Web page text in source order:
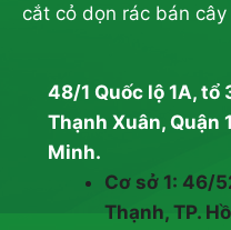
cắt cỏ dọn rác bán
48/1 Quốc lộ 1A, tổ
Thạnh Xuân, Quận
Minh.
Cơ sở 1: 46/
Thạnh, TP.